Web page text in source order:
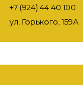
+7 (924) 44 40 100
ул. Горького, 159А